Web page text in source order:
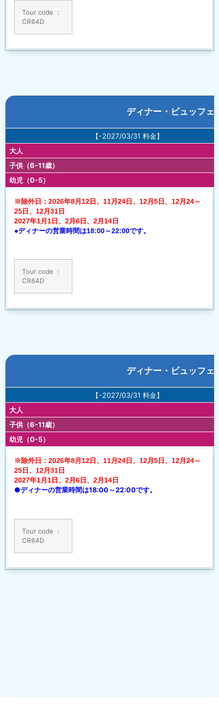
Tour code ：
CR64D
ディナー・ビュッフェ
【-2027/03/31 料金】
大人
子供（6-11歳）
幼児（0-5）
※除外日：2026年8月12日、11月24日、12月5日、12月24～
25日、12月31日
2027年1月1日、2月6日、2月14日
●ディナーの営業時間は18:00～22:00です。
Tour code ：
CR64D
ディナー・ビュッフェ
【-2027/03/31 料金】
大人
子供（6-11歳）
幼児（0-5）
※除外日：2026年8月12日、11月24日、12月5日、12月24～
25日、12月31日
2027年1月1日、2月6日、2月14日
●ディナーの営業時間は18:00～22:00です。
Tour code ：
CR64D